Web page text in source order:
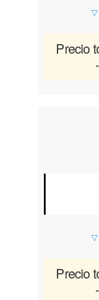
▽
Precio
▽
Precio